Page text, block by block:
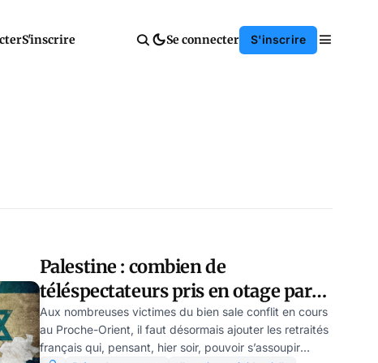
S'inscrire Se connecter S'inscrire
Palestine : combien de
téléspectateurs pris en otage par
l’Élysée ? Par Modeste Schwartz
Aux nombreuses victimes du bien sale conflit en cours
au Proche-Orient, il faut désormais ajouter les retraités
français qui, pensant, hier soir, pouvoir s’assoupir